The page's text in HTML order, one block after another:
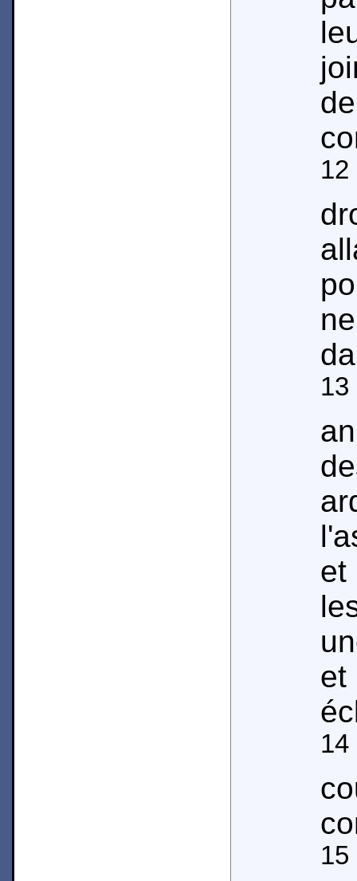
12
13
et
14
15